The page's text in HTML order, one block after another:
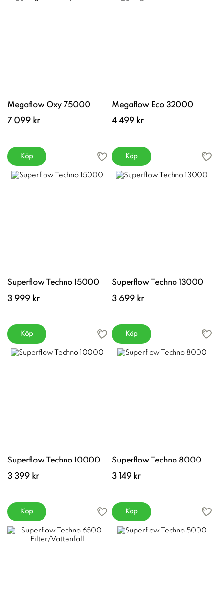
Megaflow Oxy 75000
7 099 kr
Köp
Megaflow Eco 32000
4 499 kr
Köp
Superflow Techno 15000
3 999 kr
Köp
Superflow Techno 13000
3 699 kr
Köp
Superflow Techno 10000
3 399 kr
Köp
Superflow Techno 8000
3 149 kr
Köp